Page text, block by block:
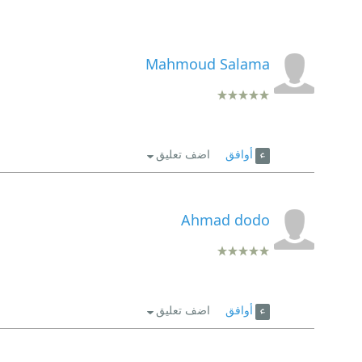
Mahmoud Salama
أوافق اضف تعليق
Ahmad dodo
أوافق اضف تعليق